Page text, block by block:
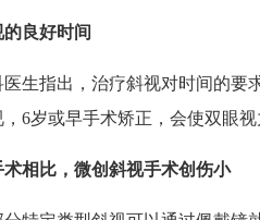
良好时间
指出，治疗斜视对时间的要
6岁或早手术矫正，会使双眼
相比，微创斜视手术创伤小